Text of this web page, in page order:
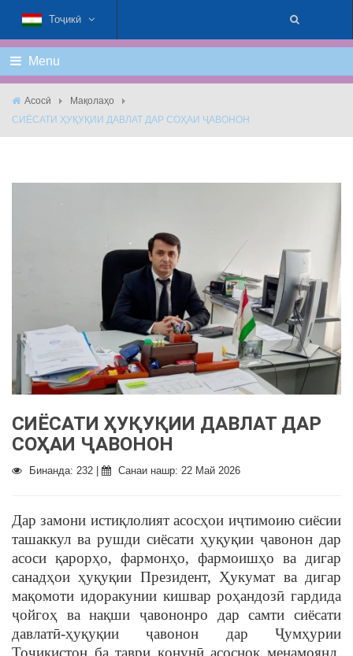
Тоҷикӣ
Menu
Асосӣ
Мақолаҳо
СИЁСАТИ ҲУҚУҚИИ ДАВЛАТ ДАР СОҲАИ ҶАВОНОН
СИЁСАТИ ҲУҚУҚИИ ДАВЛАТ ДАР
СОҲАИ ҶАВОНОН
Бинанда: 232 | Санаи нашр: 22 Май 2026
Дар замони истиқлолият асосҳои иҷтимоию сиёсии
ташаккул ва рушди сиёсати ҳуқуқии ҷавонон дар
асоси қарорҳо, фармонҳо, фармоишҳо ва дигар
санадҳои ҳуқуқии Президент, Ҳукумат ва дигар
мақомоти идоракунии кишвар роҳандозӣ гардида
ҷойгоҳ ва нақши ҷавононро дар самти сиёсати
давлатӣ-ҳуқуқии ҷавонон дар Ҷумҳурии
Тоҷикистон ба таври қонунӣ асоснок менамоянд.